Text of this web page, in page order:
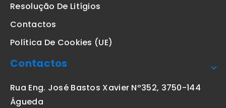
Resolução De Litígios
Contactos
Política De Cookies (UE)
Contactos
Rua Eng. José Bastos Xavier Nº352, 3750-144
Águeda